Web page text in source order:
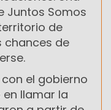
Juntos Somos
de
chances de
el gobierno
llamar la